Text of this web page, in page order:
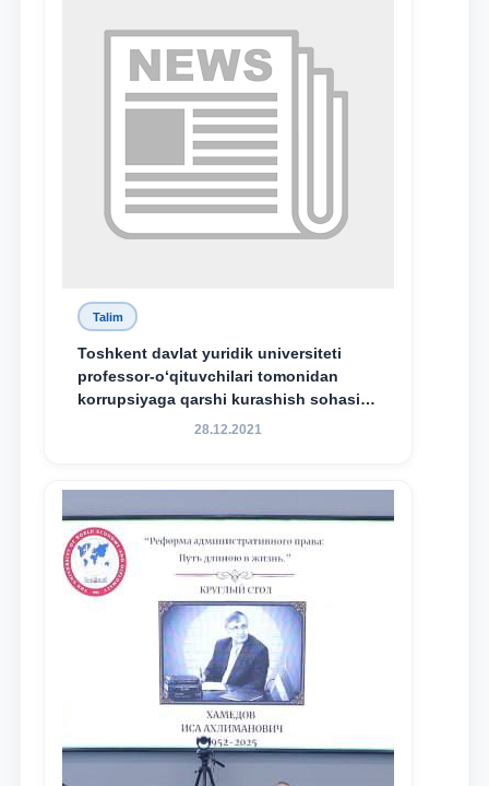
Talim
Toshkent davlat yuridik universiteti
professor-o‘qituvchilari tomonidan
korrupsiyaga qarshi kurashish sohasida
amalga oshirilayotgan islohotlar hamda
maqsadida xorijiy va mahalliy ilmiy
nashrlarda chop etilgan maqolalar
dayjesti
28.12.2021